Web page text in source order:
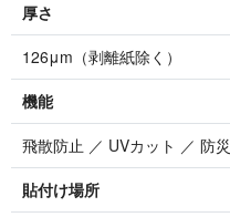
厚さ
126μm（剥離紙除く）
機能
飛散防止 ／ UVカット ／ 防災
貼付け場所